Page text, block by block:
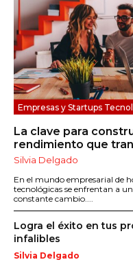
Empresas y Startups
La clave para
rendimiento que
Silvia Delgado
En el mundo empresarial de
tecnológicas se enfrentan a
constante cambio....
Logra el éxito en tus
infalibles
Silvia Delgado